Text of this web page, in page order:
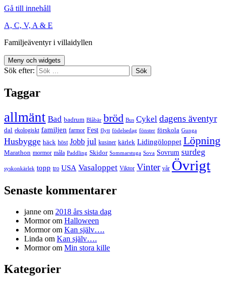
Gå till innehåll
A, C, V, A & E
Familjeäventyr i villaidyllen
Meny och widgets
Sök efter:
Taggar
allmänt Bad badrum Blåbär bröd Bus Cykel dagens äventyr
dal ekologiskt familjen farmor Fest flytt födelsedag fönster förskola Gunga
Husbygge häck höst Jobb jul kusiner kärlek Lidingöloppet Löpning
Marathon mormor måla Paddling Skidor Sommarstuga Sova Sovrum surdeg
syskonkärlek topp tro USA Vasaloppet Viktor Vinter vår Övrigt
Senaste kommentarer
janne om 2018 års sista dag
Mormorom Halloween
Mormorom Kan själv….
Linda om Kan själv….
Mormorom Min stora kille
Kategorier